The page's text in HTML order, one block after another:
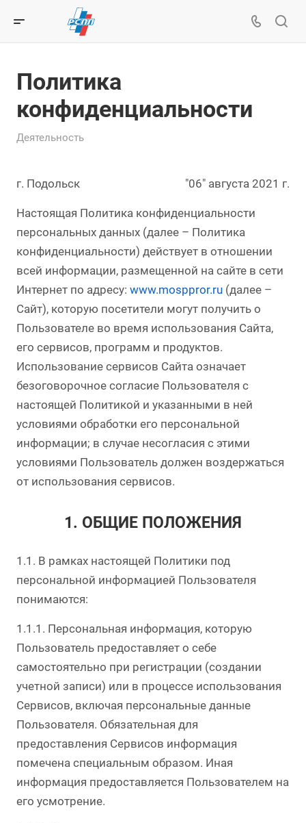
Политика
конфиденциальности
Деятельность
г. Подольск "06" августа 2021 г.
Настоящая Политика конфиденциальности
персональных данных (далее – Политика
конфиденциальности) действует в отношении
всей информации, размещенной на сайте в сети
Интернет по адресу: www.mosppror.ru (далее –
Сайт), которую посетители могут получить о
Пользователе во время использования Сайта,
его сервисов, программ и продуктов.
Использование сервисов Сайта означает
безоговорочное согласие Пользователя с
настоящей Политикой и указанными в ней
условиями обработки его персональной
информации; в случае несогласия с этими
условиями Пользователь должен воздержаться
от использования сервисов.
1. ОБЩИЕ ПОЛОЖЕНИЯ
1.1. В рамках настоящей Политики под
персональной информацией Пользователя
понимаются:
1.1.1. Персональная информация, которую
Пользователь предоставляет о себе
самостоятельно при регистрации (создании
учетной записи) или в процессе использования
Сервисов, включая персональные данные
Пользователя. Обязательная для
предоставления Сервисов информация
помечена специальным образом. Иная
информация предоставляется Пользователем на
его усмотрение.